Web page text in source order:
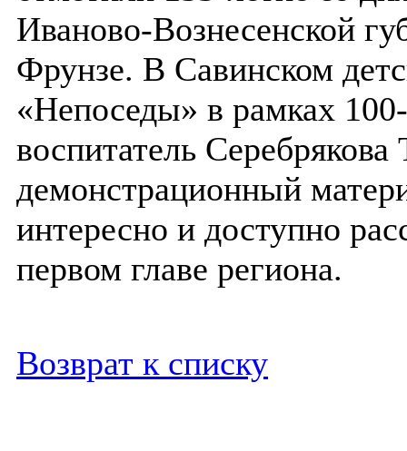
Иваново-Вознесенской
Фрунзе. В Савинском
«Непоседы» в рамках
воспитатель Серебрякова
демонстрационный
интересно и доступно
первом главе региона.
Возврат к списку